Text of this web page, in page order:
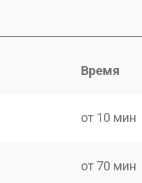
Время
от 10 мин
от 70 мин